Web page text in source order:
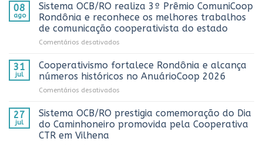
08
ago
Sistema OCB/RO realiza 3º Prêmio ComuniCoop
Rondônia e reconhece os melhores trabalhos
de comunicação cooperativista do estado
Comentários desativados
OCB/RO
3º
Rondônia
e
reconhece
31
jul
Cooperativismo fortalece Rondônia e alcança
números históricos no AnuárioCoop 2026
Comentários desativados
fortalece
Rondônia
e
27
jul
Sistema OCB/RO prestigia comemoração do Dia
do Caminhoneiro promovida pela Cooperativa
CTR em Vilhena